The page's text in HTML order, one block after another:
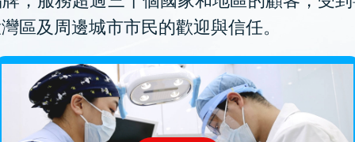
區及周邊城市市民的歡迎與信任。